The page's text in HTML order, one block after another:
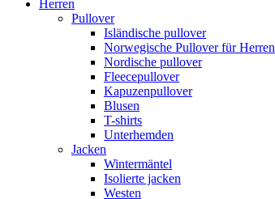
Herren
Pullover
Isländische pullover
Norwegische Pullover für Herren
Nordische pullover
Fleecepullover
Kapuzenpullover
Blusen
T-shirts
Unterhemden
Jacken
Wintermäntel
Isolierte jacken
Westen